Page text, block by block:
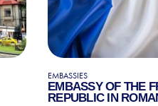
EMBASSIES
EMBASSY OF THE
REPUBLIC IN